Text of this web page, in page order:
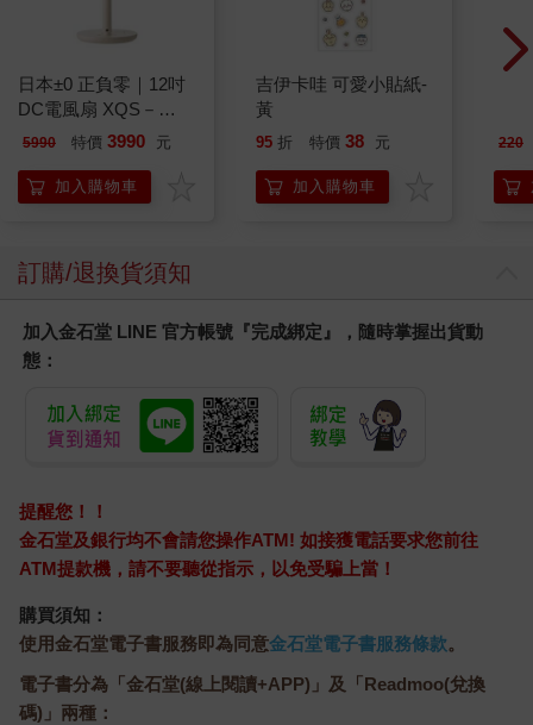
才會有這麼多人偶。如果全是一個人一時興起搞出來的，應該很
快就會風化、遭到遺忘了。
「那麼，如果對這些人偶作怪，我會死掉嗎？」
我也露出微笑，回答：
「嗯，好像會。」
這個地點，被一部分的人稱為「穿刺人偶森林」。帶著煩惱，前
來把人偶插在這裡的人似乎不少，但更多的是純粹來看這些玩意
一群年輕人跑來試膽，發現地上插著大量的人偶。年輕人不曉得
轉頭看向他們——這是其中一種發展。
那群年輕人嚇到了，但沒有遇到更多可怕的事，各自返家。然而
持棒子，爬到動彈不得的自己身上。
人偶們用帶來的棒子，依序穿過年輕人的手腳。每一次穿刺，都
讓人經歷到火燒火燎般的劇痛。最後，終於輪到臉要被刺了。這
發生。過了一會，鬼壓床解除，年輕人提心吊膽地睜眼一看，人
偶們已消失不見。
隔天早上，年輕人聯絡一起去森林的朋友們，得知每個人都遇到
偶的罪魁禍首。沒多久，那名朋友被發現成了一具屍體。他的臉
上插著一根巨大的棒子……
「是啊。合理地解釋，就是夢見白天看到、嚇到自己的人偶罷
了。」
日本±0 正負零｜12吋
DC電風扇 XQS－
Y620 象牙白
5990 特價 3990 元
加入購物車
吉伊卡哇 可愛小貼紙-
黃
95 折 特價 38 元
加入購物車
220
訂購/退換貨須知
加入金石堂 LINE 官方帳號『完成綁定』，隨時掌握出貨動
態：
提醒您！！
金石堂及銀行均不會請您操作ATM! 如接獲電話要求您前往
ATM提款機，請不要聽從指示，以免受騙上當！
購買須知：
使用金石堂電子書服務即為同意金石堂電子書服務條款。
電子書分為「金石堂(線上閱讀+APP)」及「Readmoo(兌換
碼)」兩種：